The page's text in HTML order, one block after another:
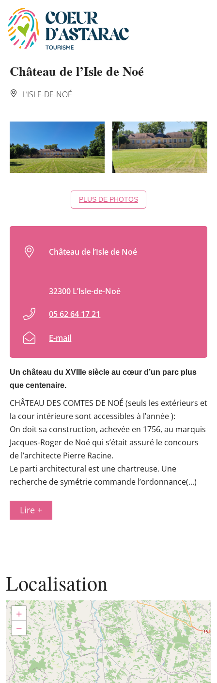
Panneau de gestion des cookies
Château de l’Isle de Noé
L’ISLE-DE-NOÉ
PLUS DE PHOTOS
Un château du XVIIIe siècle au cœur d’un parc plus
que centenaire.
CHÂTEAU DES COMTES DE NOÉ (seuls les extérieurs et
la cour intérieure sont accessibles à l’année ):
On doit sa construction, achevée en 1756, au marquis
Jacques-Roger de Noé qui s’était assuré le concours
de l’architecte Pierre Racine.
Le parti architectural est une chartreuse. Une
recherche de symétrie commande l’ordonnance(…)
Lire +
Château de l’Isle de Noé
32300 L’Isle-de-Noé
05 62 64 17 21
E-mail
Localisation
+
−